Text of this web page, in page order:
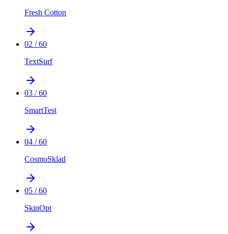
Fresh Cotton
02 /60
TextSurf
03 /60
SmartTest
04 /60
CosmoSklad
05 /60
SkinOpt